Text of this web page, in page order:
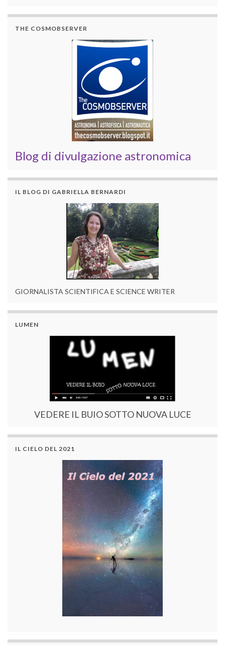
THE COSMOBSERVER
Blog di divulgazione astronomica
IL BLOG DI GABRIELLA BERNARDI
GIORNALISTA SCIENTIFICA E SCIENCE WRITER
LUMEN
VEDERE IL BUIO SOTTO NUOVA LUCE
IL CIELO DEL 2021